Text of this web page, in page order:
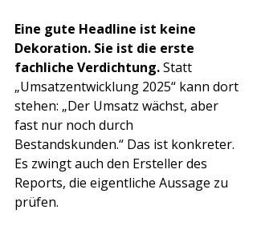
Eine gute Headline ist keine
Dekoration. Sie ist die erste
fachliche Verdichtung. Statt
„Umsatzentwicklung 2025“ kann dort
stehen: „Der Umsatz wächst, aber
fast nur noch durch
Bestandskunden.“ Das ist konkreter.
Es zwingt auch den Ersteller des
Reports, die eigentliche Aussage zu
prüfen.